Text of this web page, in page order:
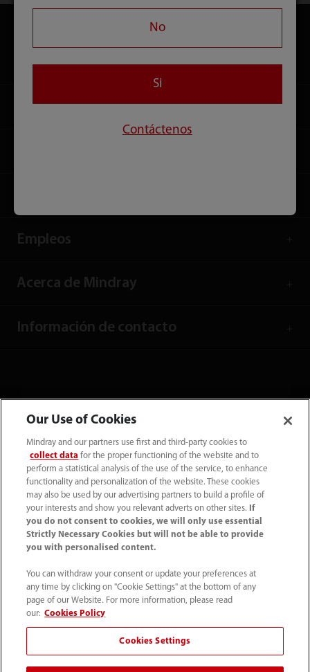
Productos
Soluciones
Empleos
Acerca de Mindray
Información de contacto
Tel: (34-91)392 3754 Fax: (34-91)088 9180
info.es@mindray.com
Condiciones de uso｜Mapa del sitio｜
Aviso sobre las cookies｜ Aviso de privacidad｜
Sistema Interno de Información
©2026 Shenzhen Mindray Bio-Medical Electronics Co., Ltd.
Todos los derechos reservados.
No
Si
Contáctenos
Our Use of Cookies
Mindray and our partners use first and third-party cookies to
collect data for the proper functioning of the website and to
perform a statistical analysis of the use of the service, to enhance
functionality and personalization of the website. These cookies
may also be used by our advertising partners to build a profile of
your interests and show you relevant adverts on other sites.
If
you do not consent to cookies, we will only use essential
Strictly Necessary Cookies but will not be able to provide
you with personalised content.
You can withdraw your consent or update your preferences at
any time by clicking on "Cookie Settings" at the bottom of any
page of our Website. For more information, please read
our: Cookies Policy
Cookies Settings